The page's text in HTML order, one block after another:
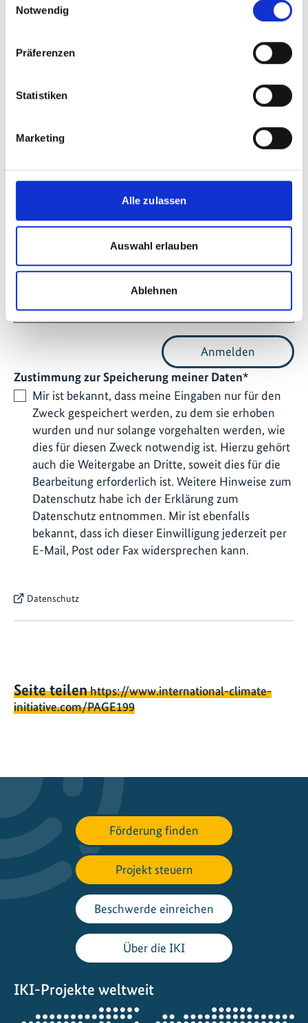
Notwendig
Präferenzen
Statistiken
Marketing
Alle zulassen
Auswahl erlauben
Ablehnen
Anrede
Nachname
Anmelden
Zustimmung zur Speicherung meiner Daten*
Mir ist bekannt, dass meine Eingaben nur für den
Zweck gespeichert werden, zu dem sie erhoben
wurden und nur solange vorgehalten werden, wie
dies für diesen Zweck notwendig ist. Hierzu gehört
auch die Weitergabe an Dritte, soweit dies für die
Bearbeitung erforderlich ist. Weitere Hinweise zum
Datenschutz habe ich der Erklärung zum
Datenschutz entnommen. Mir ist ebenfalls
bekannt, dass ich dieser Einwilligung jederzeit per
E-Mail, Post oder Fax widersprechen kann.
Datenschutz
Seite teilenhttps://www.international-climate-
initiative.com/PAGE199
Förderung finden
Projekt steuern
Beschwerde einreichen
Über die IKI
IKI-Projekte weltweit
Öffnet